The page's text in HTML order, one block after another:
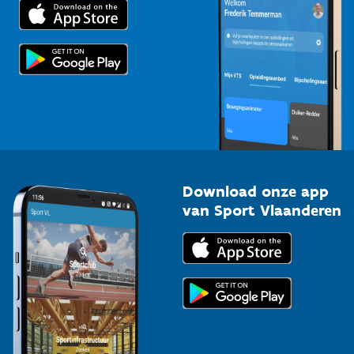
Trainers en begeleiders
Topsporters
Voor de pers
Download onze app
van Sport Vlaanderen